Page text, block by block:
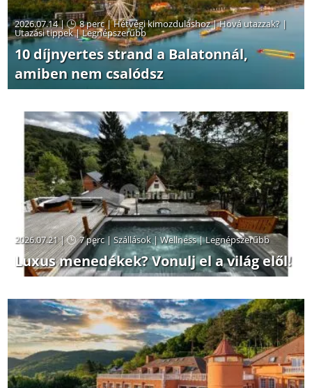
2026.07.14 | 8 perc|Hétvégi kimozduláshoz|Hová utazzak? |
Utazási tippek|Legnépszerűbb
10 díjnyertes strand a Balatonnál,
amiben nem csalódsz
2026.07.21 | 7 perc|Szállások|Wellness|Legnépszerűbb
Luxus menedékek? Vonulj el a világ elől!